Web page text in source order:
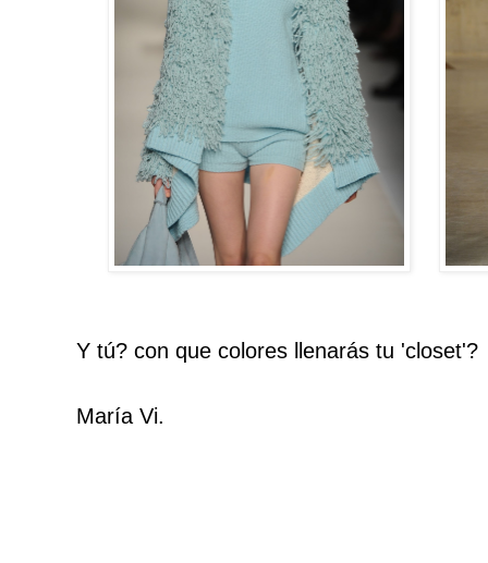
Y tú? con que colores llenarás tu 'closet'?
María Vi.